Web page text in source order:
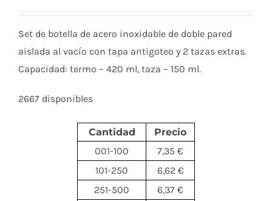
Set de botella de acero inoxidable de doble pared
aislada al vacío con tapa antigoteo y 2 tazas extras.
Capacidad: termo – 420 ml, taza – 150 ml.
2667 disponibles
Cantidad
Precio
001-100
7,35 €
101-250
6,62 €
251-500
6,37 €